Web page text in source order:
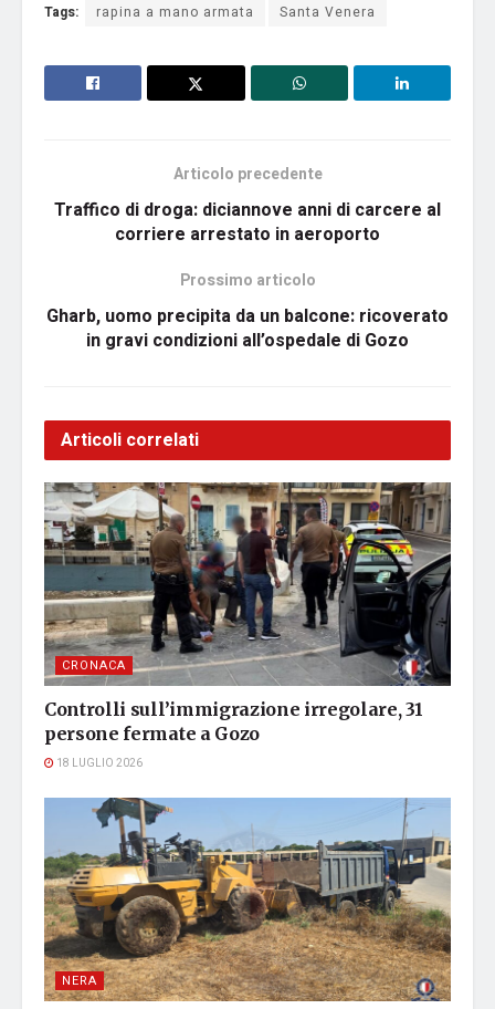
Tags: rapina a mano armata Santa Venera
Articolo precedente
Traffico di droga: diciannove anni di carcere al
corriere arrestato in aeroporto
Prossimo articolo
Gharb, uomo precipita da un balcone: ricoverato
in gravi condizioni all’ospedale di Gozo
Articoli correlati
CRONACA
Controlli sull’immigrazione irregolare, 31
persone fermate a Gozo
18 LUGLIO 2026
NERA